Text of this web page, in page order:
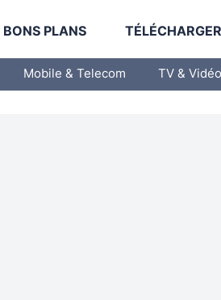
BONS PLANS
Mobile & Telecom TV & Vidéo